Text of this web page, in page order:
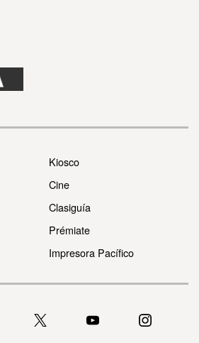
Kiosco
Cine
Clasiguía
Prémiate
Impresora Pacífico